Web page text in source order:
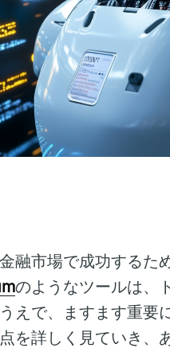
融市場で成功するた
のようなツールは、
えで、ますます重要
を詳しく見ていき、